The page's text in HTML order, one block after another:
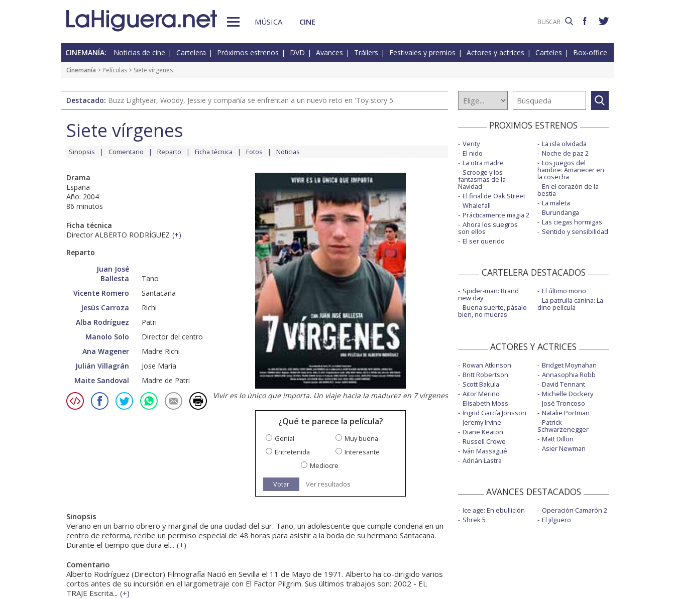
MÚSICA CINE
CINEMANÍA: Noticias de cine Cartelera Próximos estrenos DVD Avances Tráilers Festivales y premios Actores y actrices Carteles Box-office
Cinemanía > Películas > Siete vírgenes
Destacado: Buzz Lightyear, Woody, Jessie y compañía se enfrentan a un nuevo reto en 'Toy story 5'
Siete vírgenes
Sinopsis Comentario Reparto Ficha técnica Fotos Noticias
Drama
España
Año: 2004
86 minutos
Ficha técnica
Director ALBERTO RODRÍGUEZ (+)
Reparto
Juan José
Ballesta
Tano
Vicente Romero
Santacana
Jesús Carroza
Richi
Alba Rodríguez
Patri
Manolo Solo
Director del centro
Ana Wagener
Madre Richi
Julián Villagrán
Jose María
Maite Sandoval
Madre de Patri
Vivir es lo único que importa. Un viaje hacia la madurez en 7 vírgenes
¿Qué te parece la película?
Genial
Muy buena
Entretenida
Interesante
Mediocre
Votar Ver resultados
Sinopsis
Verano en un barrio obrero y marginal de una ciudad del sur. Tano, un adolescente que cumple condena en un
centro de reforma, recibe un permiso especial de 48 horas para asistir a la boda de su hermano Santacana.
Durante el tiempo que dura el... (+)
Comentario
Alberto Rodríguez (Director) Filmografía Nació en Sevilla el 11 de Mayo de 1971. Alberto ha co-dirigido varios
cortos antes de su incursión en el largometraje con El Factor Pilgrim. Sus últimos trabajos son: 2002 - EL
TRAJE Escrita... (+)
PROXIMOS ESTRENOS
Verity
El nido
La otra madre
Scrooge y los
fantasmas de la
Navidad
El final de Oak Street
Whalefall
Prácticamente magia 2
Ahora los suegros
son ellos
El ser querido
La isla olvidada
Noche de paz 2
Los juegos del
hambre: Amanecer en
la cosecha
En el corazón de la
bestia
La maleta
Burundanga
Las ciegas hormigas
Sentido y sensibilidad
CARTELERA DESTACADOS
Spider-man: Brand
new day
Buena suerte, pásalo
bien, no mueras
El último mono
La patrulla canina: La
dino película
ACTORES Y ACTRICES
Rowan Atkinson
Britt Robertson
Scott Bakula
Aitor Merino
Elisabeth Moss
Ingrid García Jonsson
Jeremy Irvine
Diane Keaton
Russell Crowe
Iván Massagué
Adrián Lastra
Bridget Moynahan
Annasophia Robb
David Tennant
Michelle Dockery
José Troncoso
Natalie Portman
Patrick
Schwarzenegger
Matt Dillon
Asier Newman
AVANCES DESTACADOS
Ice age: En ebullición
Shrek 5
Operación Camarón 2
El jilguero